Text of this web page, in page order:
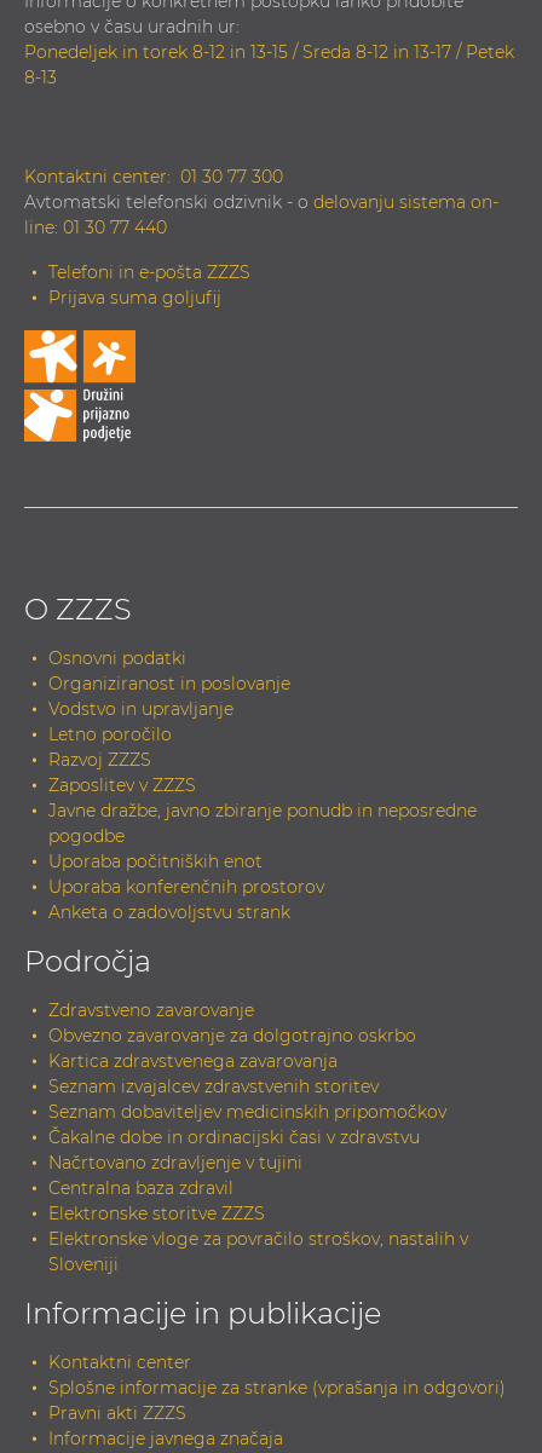
osebno v času uradnih ur:
Ponedeljek in torek 8-12 in 13-15 / Sreda 8-12 in 13-17 / Petek
8-13
Kontaktni center: 01 30 77 300
Avtomatski telefonski odzivnik - o delovanju sistema on-
line: 01 30 77 440
Telefoni in e-pošta ZZZS
Prijava suma goljufij
O ZZZS
Osnovni podatki
Organiziranost in poslovanje
Vodstvo in upravljanje
Letno poročilo
Razvoj ZZZS
Zaposlitev v ZZZS
Javne dražbe, javno zbiranje ponudb in neposredne
pogodbe
Uporaba počitniških enot
Uporaba konferenčnih prostorov
Anketa o zadovoljstvu strank
Področja
Zdravstveno zavarovanje
Obvezno zavarovanje za dolgotrajno oskrbo
Kartica zdravstvenega zavarovanja
Seznam izvajalcev zdravstvenih storitev
Seznam dobaviteljev medicinskih pripomočkov
Čakalne dobe in ordinacijski časi v zdravstvu
Načrtovano zdravljenje v tujini
Centralna baza zdravil
Elektronske storitve ZZZS
Elektronske vloge za povračilo stroškov, nastalih v
Sloveniji
Informacije in publikacije
Kontaktni center
Splošne informacije za stranke (vprašanja in odgovori)
Pravni akti ZZZS
Informacije javnega značaja